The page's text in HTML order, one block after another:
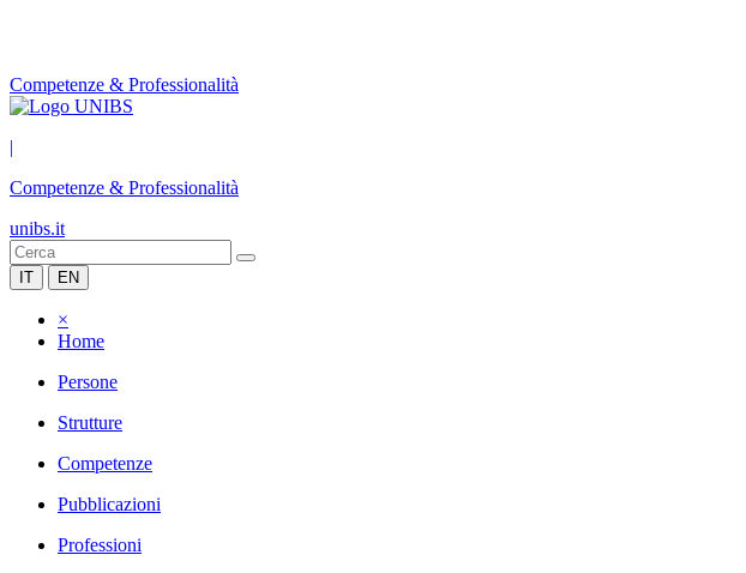
Competenze & Professionalità
|
Competenze & Professionalità
unibs.it
IT EN
×
Home
Persone
Strutture
Competenze
Pubblicazioni
Professioni